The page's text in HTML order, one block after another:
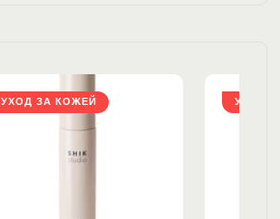
з
а
п
УХОД ЗА КОЖЕЙ УХОД